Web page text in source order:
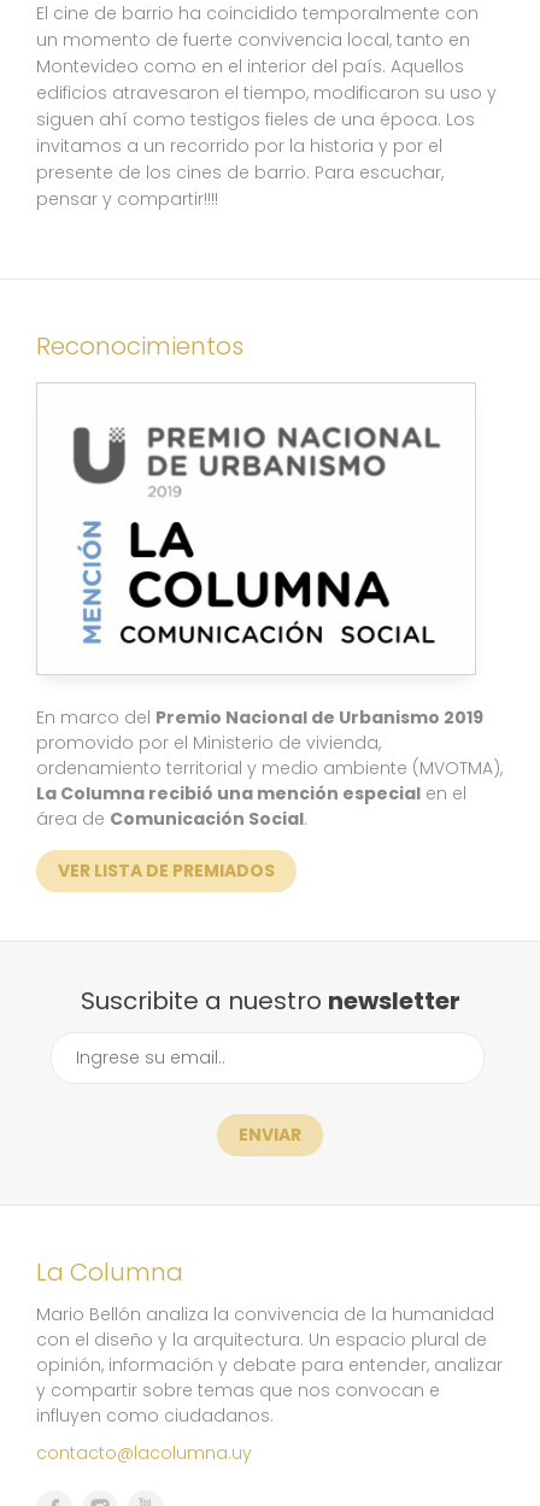
El cine de barrio ha coincidido temporalmente con
un momento de fuerte convivencia local, tanto en
Montevideo como en el interior del país. Aquellos
edificios atravesaron el tiempo, modificaron su uso y
siguen ahí como testigos fieles de una época. Los
invitamos a un recorrido por la historia y por el
presente de los cines de barrio. Para escuchar,
pensar y compartir!!!!
Reconocimientos
En marco del Premio Nacional de Urbanismo 2019
promovido por el Ministerio de vivienda,
ordenamiento territorial y medio ambiente (MVOTMA),
La Columna recibió una mención especial en el
área de Comunicación Social.
VER LISTA DE PREMIADOS
Suscribite a nuestro newsletter
ENVIAR
La Columna
Mario Bellón analiza la convivencia de la humanidad
con el diseño y la arquitectura. Un espacio plural de
opinión, información y debate para entender, analizar
y compartir sobre temas que nos convocan e
influyen como ciudadanos.
contacto@lacolumna.uy